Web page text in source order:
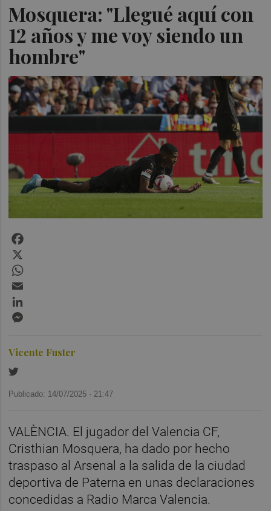
Mosquera: "Llegué aquí con
12 años y me voy siendo un
hombre"
Vicente Fuster
Publicado: 14/07/2025 · 21:47
VALÈNCIA. El jugador del Valencia CF,
Cristhian Mosquera, ha dado por hecho
traspaso al Arsenal a la salida de la ciudad
deportiva de Paterna en unas declaraciones
concedidas a Radio Marca Valencia.